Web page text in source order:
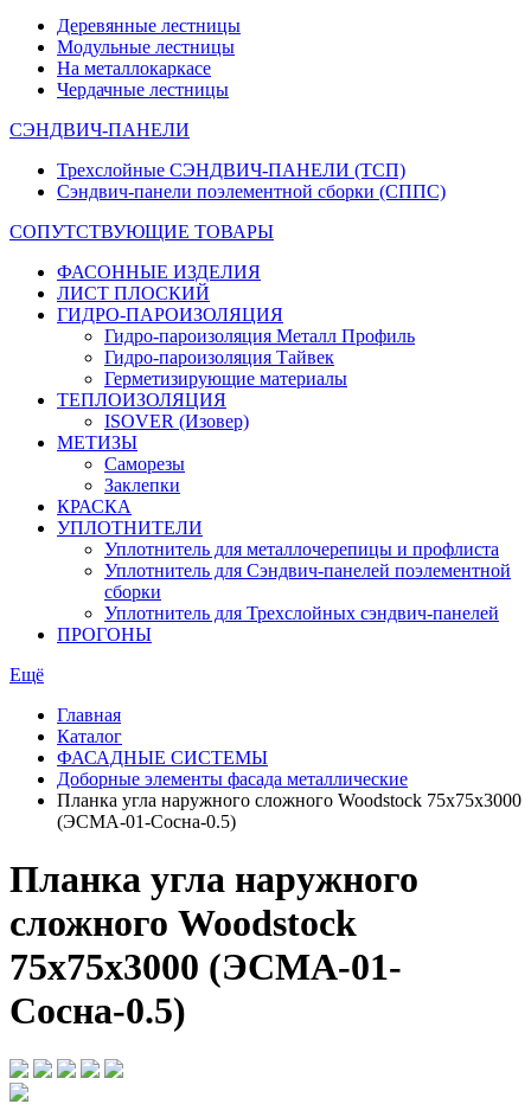
Деревянные лестницы
Модульные лестницы
На металлокаркасе
Чердачные лестницы
СЭНДВИЧ-ПАНЕЛИ
Трехслойные СЭНДВИЧ-ПАНЕЛИ (ТСП)
Сэндвич-панели поэлементной сборки (СППС)
СОПУТСТВУЮЩИЕ ТОВАРЫ
ФАСОННЫЕ ИЗДЕЛИЯ
ЛИСТ ПЛОСКИЙ
ГИДРО-ПАРОИЗОЛЯЦИЯ
Гидро-пароизоляция Металл Профиль
Гидро-пароизоляция Тайвек
Герметизирующие материалы
ТЕПЛОИЗОЛЯЦИЯ
ISOVER (Изовер)
МЕТИЗЫ
Саморезы
Заклепки
КРАСКА
УПЛОТНИТЕЛИ
Уплотнитель для металлочерепицы и профлиста
Уплотнитель для Сэндвич-панелей поэлементной
сборки
Уплотнитель для Трехслойных сэндвич-панелей
ПРОГОНЫ
Ещё
Главная
Каталог
ФАСАДНЫЕ СИСТЕМЫ
Доборные элементы фасада металлические
Планка угла наружного сложного Woodstock 75х75х3000
(ЭСМА-01-Сосна-0.5)
Планка угла наружного
сложного Woodstock
75х75х3000 (ЭСМА-01-
Сосна-0.5)